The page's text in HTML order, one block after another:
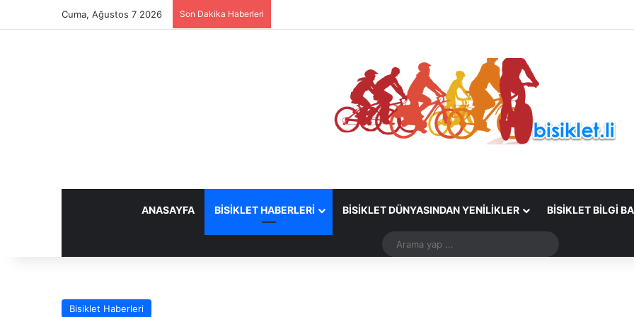
Cuma, Ağustos 7 2026 Son Dakika Haberleri
ANASAYFA BISIKLET HABERLERI BISIKLET DÜNYASINDAN YENILIKLER BISIKLET BILGI
Bisiklet Haberleri